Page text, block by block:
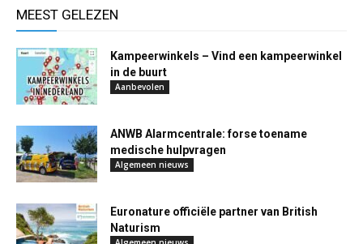
MEEST GELEZEN
Kampeerwinkels – Vind een kampeerwinkel
in de buurt
Aanbevolen
ANWB Alarmcentrale: forse toename
medische hulpvragen
Algemeen nieuws
Euronature officiële partner van British
Naturism